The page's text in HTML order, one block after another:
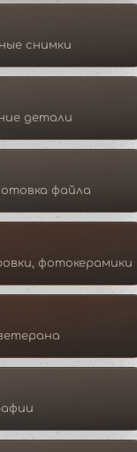
снимки
детали
файла
фотокерамики